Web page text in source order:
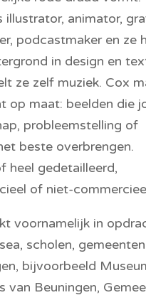
illustrator, animator,
podcastmaker en ze
in design en
ze zelf muziek. Cox
op maat: beelden die
probleemstelling of
beste overbrengen.
heel gedetailleerd,
of niet-
voornamelijk in
scholen,
bijvoorbeeld
van Beuningen,